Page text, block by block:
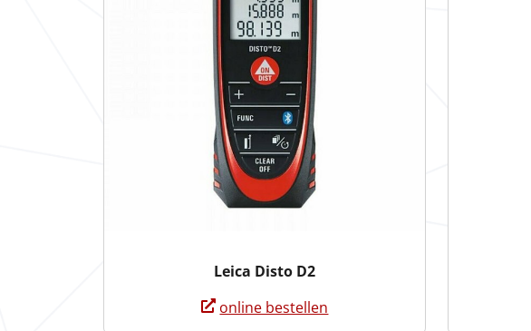
Leica Disto D2
online bestellen